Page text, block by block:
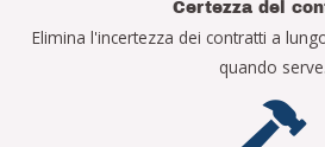
Certezza del
Elimina l'incertezza dei contratti a
quando serve.